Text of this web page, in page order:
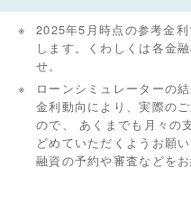
2025年5月時点の参考金
します。くわしくは各金
せ。
ローンシミュレーターの
金利動向により、実際の
ので、 あくまでも月々の
どめていただくようお願
融資の予約や審査などを